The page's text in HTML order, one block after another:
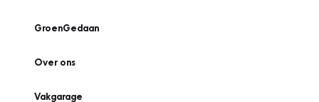
GroenGedaan
Over ons
Vakgarage